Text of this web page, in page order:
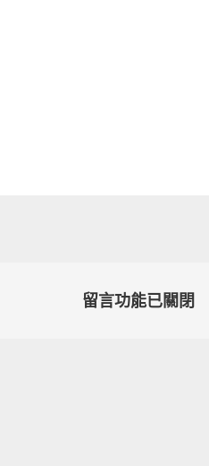
留言功能已關閉